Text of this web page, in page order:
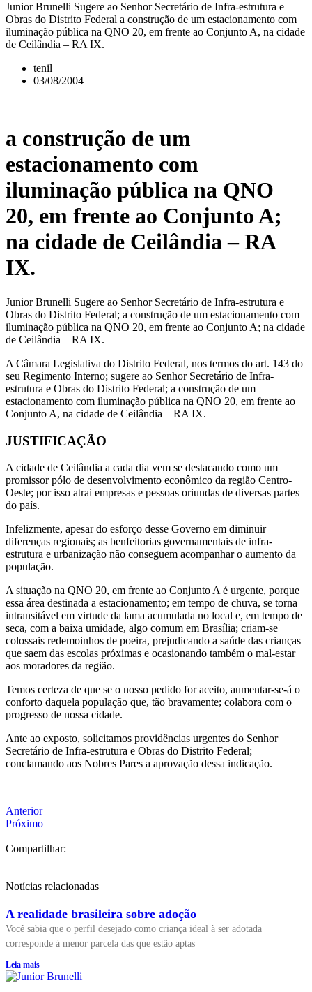
Junior Brunelli Sugere ao Senhor Secretário de Infra-estrutura e
Obras do Distrito Federal a construção de um estacionamento com
iluminação pública na QNO 20, em frente ao Conjunto A, na cidade
de Ceilândia – RA IX.
tenil
03/08/2004
a construção de um
estacionamento com
iluminação pública na QNO
20, em frente ao Conjunto A;
na cidade de Ceilândia – RA
IX.
Junior Brunelli Sugere ao Senhor Secretário de Infra-estrutura e
Obras do Distrito Federal; a construção de um estacionamento com
iluminação pública na QNO 20, em frente ao Conjunto A; na cidade
de Ceilândia – RA IX.
A Câmara Legislativa do Distrito Federal, nos termos do art. 143 do
seu Regimento Interno; sugere ao Senhor Secretário de Infra-
estrutura e Obras do Distrito Federal; a construção de um
estacionamento com iluminação pública na QNO 20, em frente ao
Conjunto A, na cidade de Ceilândia – RA IX.
JUSTIFICAÇÃO
A cidade de Ceilândia a cada dia vem se destacando como um
promissor pólo de desenvolvimento econômico da região Centro-
Oeste; por isso atrai empresas e pessoas oriundas de diversas partes
do país.
Infelizmente, apesar do esforço desse Governo em diminuir
diferenças regionais; as benfeitorias governamentais de infra-
estrutura e urbanização não conseguem acompanhar o aumento da
população.
A situação na QNO 20, em frente ao Conjunto A é urgente, porque
essa área destinada a estacionamento; em tempo de chuva, se torna
intransitável em virtude da lama acumulada no local e, em tempo de
seca, com a baixa umidade, algo comum em Brasília; criam-se
colossais redemoinhos de poeira, prejudicando a saúde das crianças
que saem das escolas próximas e ocasionando também o mal-estar
aos moradores da região.
Temos certeza de que se o nosso pedido for aceito, aumentar-se-á o
conforto daquela população que, tão bravamente; colabora com o
progresso de nossa cidade.
Ante ao exposto, solicitamos providências urgentes do Senhor
Secretário de Infra-estrutura e Obras do Distrito Federal;
conclamando aos Nobres Pares a aprovação dessa indicação.
Anterior
Próximo
Compartilhar:
Notícias relacionadas
A realidade brasileira sobre adoção
Você sabia que o perfil desejado como criança ideal à ser adotada
corresponde à menor parcela das que estão aptas
Leia mais